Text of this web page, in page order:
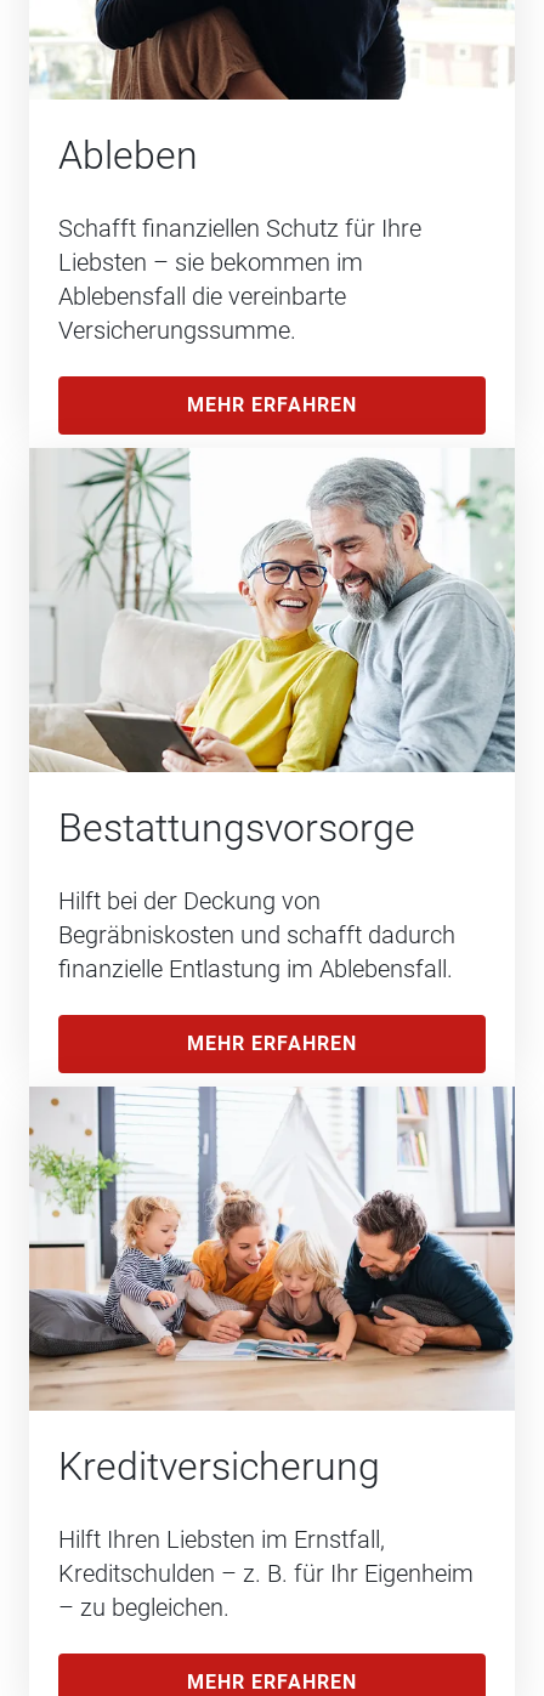
Ableben
Schafft finanziellen Schutz für Ihre
Liebsten – sie bekommen im
Ablebensfall die vereinbarte
Versicherungssumme.
MEHR ERFAHREN
Bestattungs­vorsorge
Hilft bei der Deckung von
Begräbniskosten und schafft dadurch
finanzielle Entlastung im Ablebensfall.
MEHR ERFAHREN
Kredit­versicherung
Hilft Ihren Liebsten im Ernstfall,
Kreditschulden – z. B. für Ihr Eigenheim
– zu begleichen.
MEHR ERFAHREN